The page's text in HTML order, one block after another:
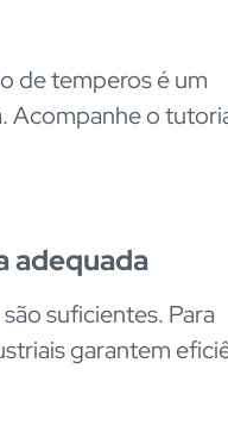
de temperos é um
Acompanhe o
adequada
suficientes. Para
garantem